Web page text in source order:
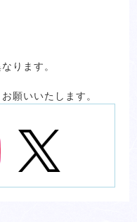
ります。
願いいたします。